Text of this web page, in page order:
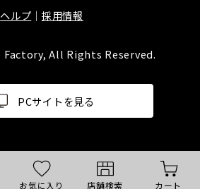
お気に入り 店舗検索 カート
ヘルプ
採用情報
Factory, All Rights Reserved.
PCサイトを見る